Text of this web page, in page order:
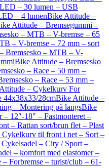
– 30 lumen – USB
– 4 lumenBike Attitude –
Attitude – Bremsegummi –
– MTB – V-bremse – 65
– V-bremse – 72 mm – sort
Bremsesko – MTB – V-
Bike Attitude – Bremsesko
– Race – 50 mm –
– Race – 53 mm –
– Cykelkurv For
44x38x33/28cmBike Attitude –
– Montering på langsBike
12″-18″ – Fastmonteret –
– Rattan sort/brun flet – Plast
til front i net – Sort –
– City / Sport –
– komfort med elastomer –
Forbremse – turist/club – 61-